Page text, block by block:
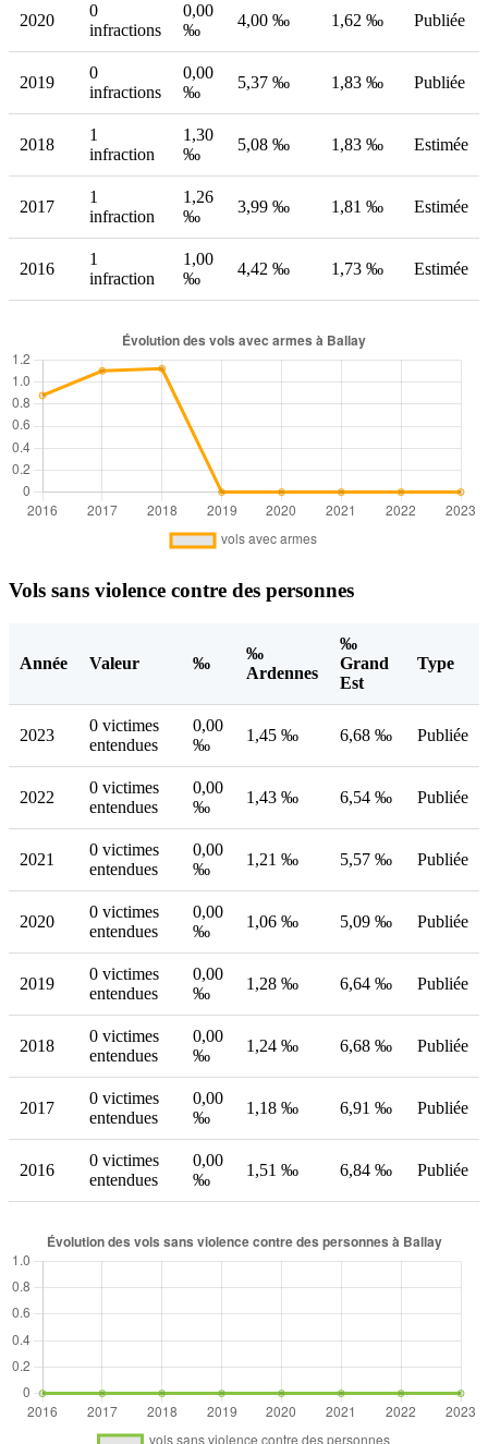
2020
0
infractions
0,00
‰
4,00 ‰ 1,62 ‰ Publiée
2019
0
infractions
0,00
‰
5,37 ‰ 1,83 ‰ Publiée
2018
1
infraction
1,30
‰
5,08 ‰ 1,83 ‰ Estimée
2017
1
infraction
1,26
‰
3,99 ‰ 1,81 ‰ Estimée
2016
1
infraction
1,00
‰
4,42 ‰ 1,73 ‰ Estimée
Vols sans violence contre des personnes
Année Valeur ‰
‰
Ardennes
‰
Grand
Est
Type
2023
0 victimes
entendues
0,00
‰
1,45 ‰ 6,68 ‰ Publiée
2022
0 victimes
entendues
0,00
‰
1,43 ‰ 6,54 ‰ Publiée
2021
0 victimes
entendues
0,00
‰
1,21 ‰ 5,57 ‰ Publiée
2020
0 victimes
entendues
0,00
‰
1,06 ‰ 5,09 ‰ Publiée
2019
0 victimes
entendues
0,00
‰
1,28 ‰ 6,64 ‰ Publiée
2018
0 victimes
entendues
0,00
‰
1,24 ‰ 6,68 ‰ Publiée
2017
0 victimes
entendues
0,00
‰
1,18 ‰ 6,91 ‰ Publiée
2016
0 victimes
entendues
0,00
‰
1,51 ‰ 6,84 ‰ Publiée